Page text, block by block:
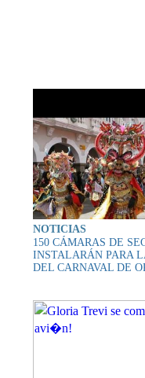
NOTICIAS
150 CÁMARAS DE
INSTALARÁN PARA
DEL CARNAVAL DE